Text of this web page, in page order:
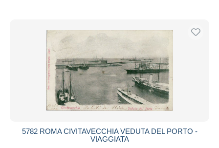
5782 ROMA CIVITAVECCHIA VEDUTA DEL PORTO -
VIAGGIATA